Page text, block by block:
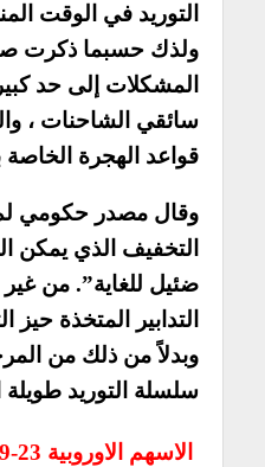
التوريد في الوقت
ولذك حسبما ذكرت
المشكلات إلى حد
سائقي الشاحنات ،
قواعد الهجرة
وقال مصدر حكومي
التخفيف الذي يمكن
ضئيل للغاية”. من
وبدلاً من ذلك من
سلسلة التوريد طويلة
الاسهم الاوروبية 23-09-2021